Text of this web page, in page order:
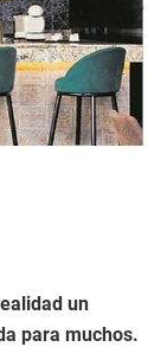
un
para muchos.